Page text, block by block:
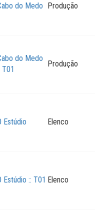
do Medo Produção
do Medo
T01
Produção
Estúdio Elenco
Estúdio :: T01 Elenco